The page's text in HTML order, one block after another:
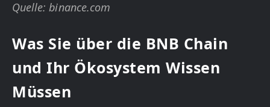
Quelle: binance.com
Was Sie über die BNB Chain
und Ihr Ökosystem Wissen
Müssen